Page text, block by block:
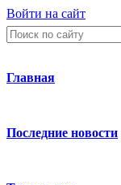
Войти на сайт
Главная
Последние новости